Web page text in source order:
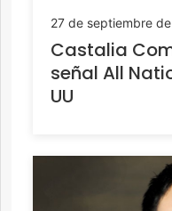
27 de septiembre
Castalia
señal All
UU